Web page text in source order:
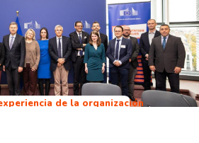
de la organización